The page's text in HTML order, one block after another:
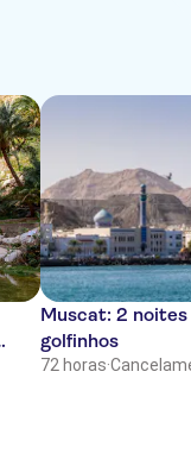
Muscat: 2
golfinhos
72 horas·